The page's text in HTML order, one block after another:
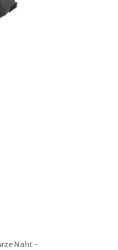
Naht -